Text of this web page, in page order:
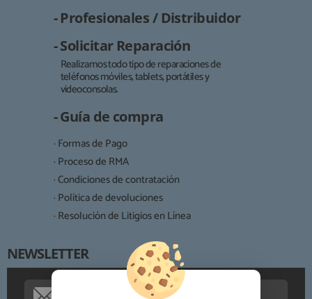
- Profesionales / Distribuidor
- Solicitar Reparación
Realizamos todo tipo de reparaciones de
teléfonos móviles, tablets, portátiles y
videoconsolas.
- Guía de compra
· Formas de Pago
· Proceso de RMA
· Condiciones de contratación
· Política de devoluciones
· Resolución de Litigios en Línea
NEWSLETTER
Responsable:
Finalidad:
Destinatarios:
Derechos:
Procedencia de los datos:
Información adicional: